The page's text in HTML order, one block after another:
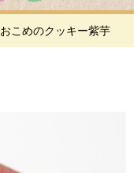
おこめのクッキー紫芋